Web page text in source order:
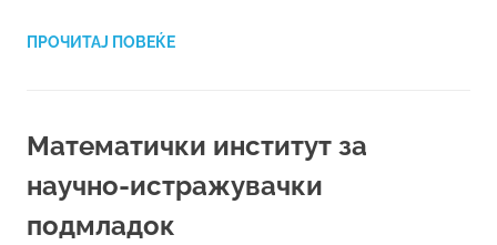
ПРОЧИТАЈ ПОВЕЌЕ
Математички институт за
научно-истражувачки
подмладок